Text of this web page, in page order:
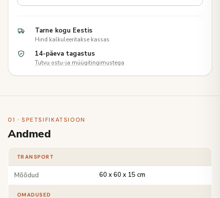
Tarne kogu Eestis
Hind kalkuleeritakse kassas
14-päeva tagastus
Tutvu ostu-ja müügitingimustega
01 · SPETSIFIKATSIOON
Andmed
TRANSPORT
Mõõdud 60 x 60 x 15 cm
OMADUSED